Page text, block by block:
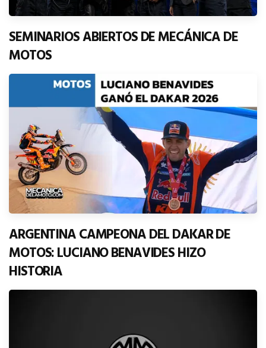
SEMINARIOS ABIERTOS DE MECÁNICA DE
MOTOS
ARGENTINA CAMPEONA DEL DAKAR DE
MOTOS: LUCIANO BENAVIDES HIZO
HISTORIA